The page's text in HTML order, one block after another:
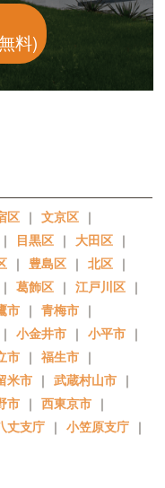
料)
区 ｜ 文京区 ｜
｜ 目黒区 ｜ 大田区 ｜
｜ 豊島区 ｜ 北区 ｜
｜ 葛飾区 ｜ 江戸川区 ｜
市 ｜ 青梅市 ｜
｜ 小金井市 ｜ 小平市 ｜
市 ｜ 福生市 ｜
米市 ｜ 武蔵村山市 ｜
市 ｜ 西東京市 ｜
丈支庁 ｜ 小笠原支庁 ｜